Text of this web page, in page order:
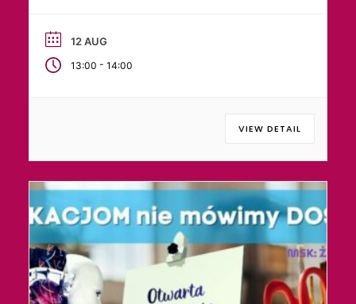
12 AUG
13:00 - 14:00
VIEW DETAIL